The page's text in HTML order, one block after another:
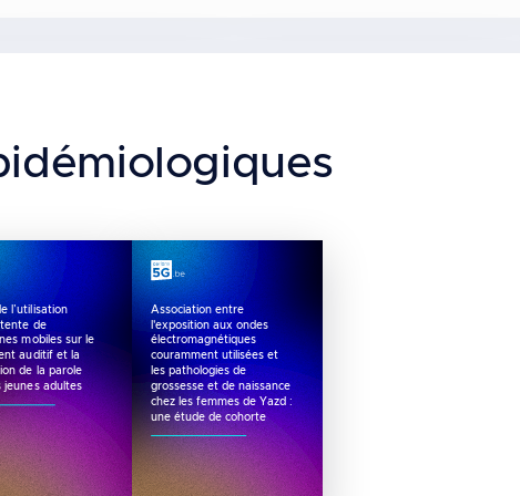
l’utilisation
de
mobiles sur le
auditif et la
de la parole
jeunes adultes
Association entre
l'exposition aux ondes
électromagnétiques
couramment utilisées et
les pathologies de
grossesse et de naissance
chez les femmes de Yazd :
une étude de cohorte